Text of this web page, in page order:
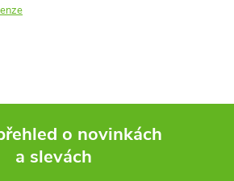
o novinkách
a slevách